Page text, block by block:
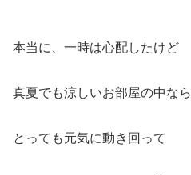
本当に、一時は心配したけど
真夏でも涼しいお部屋の中なら
とっても元気に動き回って